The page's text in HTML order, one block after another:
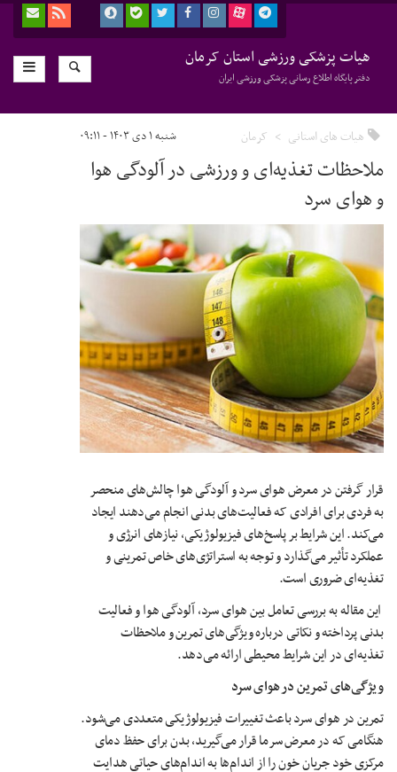
هیات پزشکی ورزشی استان کرمان
دفتر پایگاه اطلاع رسانی پزشکی ورزشی ایران
هیات های استانی کرمان شنبه ۱ دی ۱۴۰۳ - ۰۹:۱۱
ملاحظات تغذیه‌ای و ورزشی در آلودگی هوا
و هوای سرد
قرار گرفتن در معرض هوای سرد و آلودگی هوا چالش‌های منحصر
به فردی برای افرادی که فعالیت‌های بدنی انجام می‌دهند ایجاد
می‌کند. این شرایط بر پاسخ‌های فیزیولوژیکی، نیازهای انرژی و
عملکرد تأثیر می‌گذارد و توجه به استراتژی‌های خاص تمرینی و
تغذیه‌ای ضروری است.
این مقاله به بررسی تعامل بین هوای سرد، آلودگی هوا و فعالیت
بدنی پرداخته و نکاتی درباره ویژگی‌های تمرین و ملاحظات
تغذیه‌ای در این شرایط محیطی ارائه می‌دهد.
ویژگی‌های تمرین در هوای سرد
تمرین در هوای سرد باعث تغییرات فیزیولوژیکی متعددی می‌شود.
هنگامی که در معرض سرما قرار می‌گیرید، بدن برای حفظ دمای
مرکزی خود جریان خون را از اندام‌ها به اندام‌های حیاتی هدایت